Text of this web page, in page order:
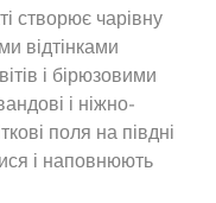
створює чарівну
відтінками
і бірюзовими
і ніжно-
поля на півдні
і наповнюють